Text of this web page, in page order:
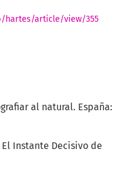
hartes/article/view/355
al natural. España:
El Instante Decisivo de